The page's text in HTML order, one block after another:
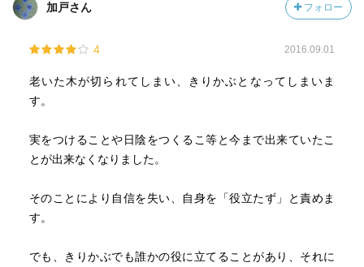
加戸さん フォロー
4 2016.09.01
老いた木が切られてしまい、きりかぶとなってしまいま
す。
実をつけることや日陰をつくるこ等と今まで出来ていたこ
とが出来なくなりました。
そのことにより自信を失い、自身を「役立たず」と責めま
す。
でも、きりかぶでも誰かの役に立てることがあり、それに